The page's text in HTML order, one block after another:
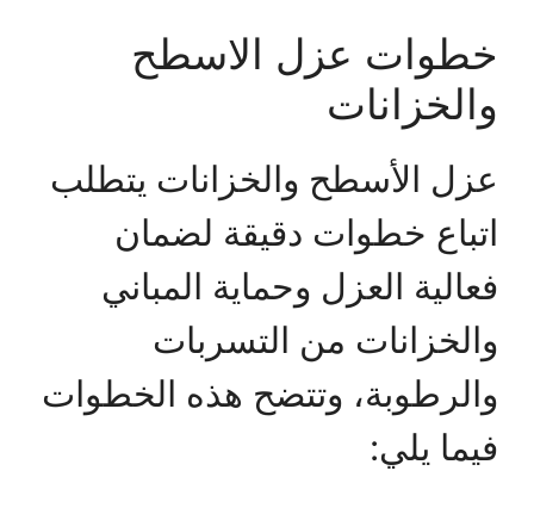
خطوات عزل الاسطح
والخزانات
عزل الأسطح والخزانات يتطلب
اتباع خطوات دقيقة لضمان
فعالية العزل وحماية المباني
والخزانات من التسربات
والرطوبة، وتتضح هذه الخطوات
فيما يلي: